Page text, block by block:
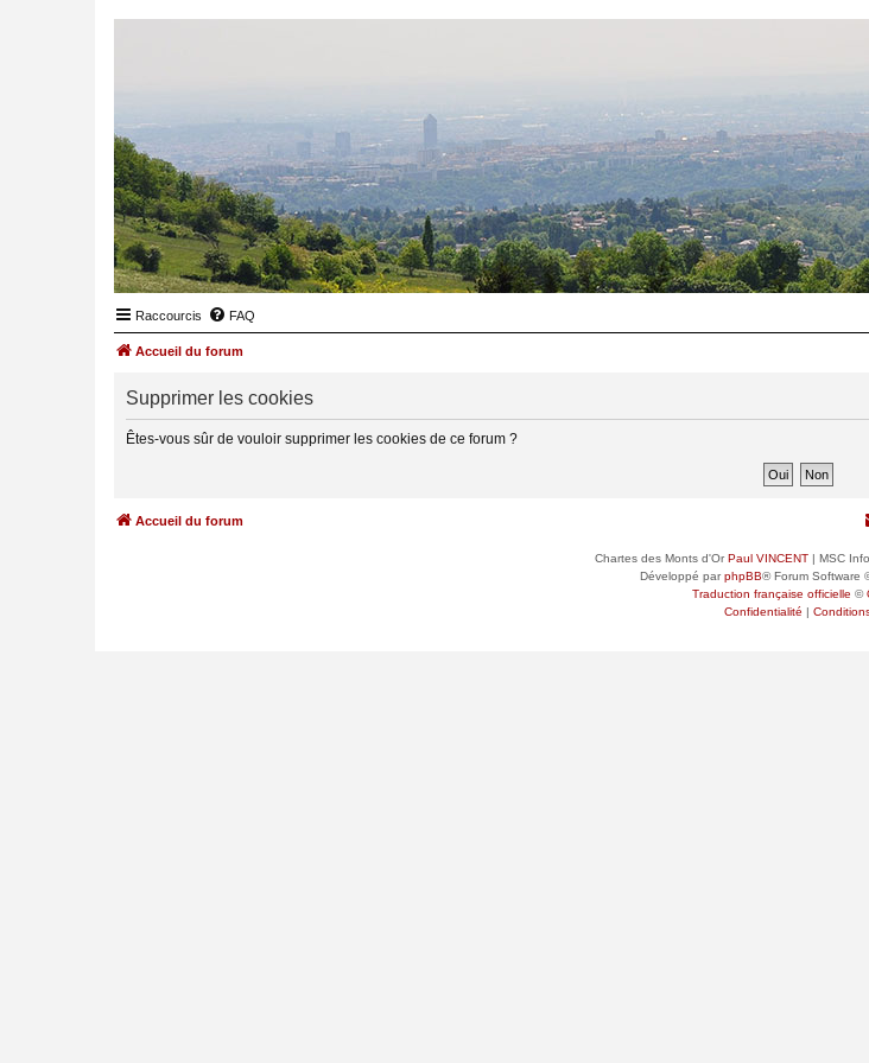
Raccourcis FAQ
Accueil du forum
Supprimer les cookies
Êtes-vous sûr de vouloir supprimer les cookies de ce forum ?
Accueil du forum
Chartes des Monts d'OrPaul VINCENT| MSC
Développé parphpBB® Forum Software
Traduction française officielle ©
Confidentialité |